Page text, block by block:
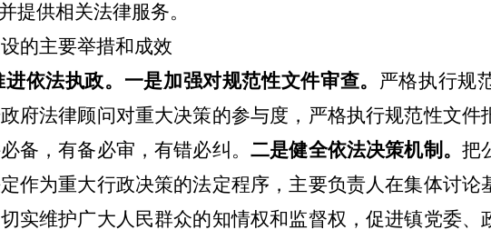
提供相关法律服务。
的主要举措和成效
依法执政。 一是加强对规范性文件审查。 严格执行规
府法律顾问对重大决策的参与度，严格执行规范性文件
备，有备必审，有错必纠。二是健全依法决策机制。把
作为重大行政决策的法定程序，主要负责人在集体讨论
实维护广大人民群众的知情权和监督权，促进镇党委、